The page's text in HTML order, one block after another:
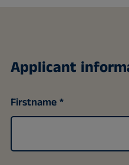
Applicant
Firstname